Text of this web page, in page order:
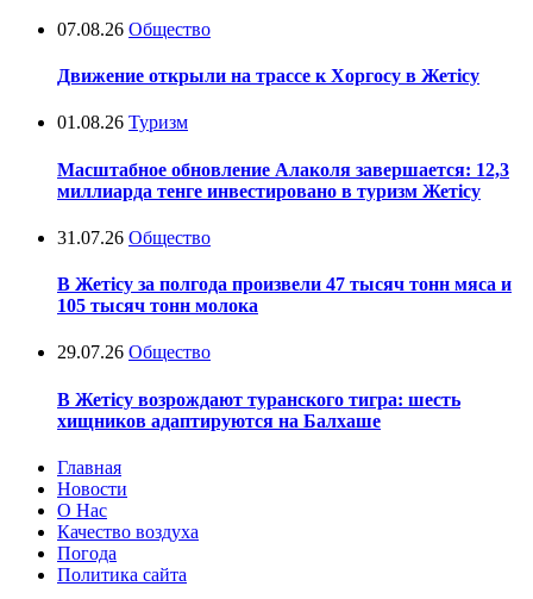
07.08.26 Общество
Движение открыли на трассе к Хоргосу в Жетісу
01.08.26 Туризм
Масштабное обновление Алаколя завершается: 12,3
миллиарда тенге инвестировано в туризм Жетісу
31.07.26 Общество
В Жетісу за полгода произвели 47 тысяч тонн мяса и
105 тысяч тонн молока
29.07.26 Общество
В Жетісу возрождают туранского тигра: шесть
хищников адаптируются на Балхаше
Главная
Новости
О Нас
Качество воздуха
Погода
Политика сайта